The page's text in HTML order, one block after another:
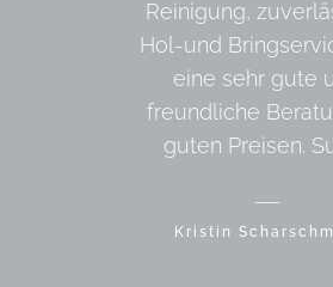
Reinigung,
Hol-und
eine sehr gute
freundliche
guten Preisen.
Kristin